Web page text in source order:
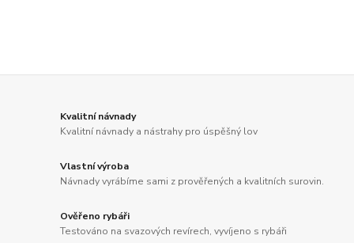
Kvalitní návnady
Kvalitní návnady a nástrahy pro úspěšný lov
Vlastní výroba
Návnady vyrábíme sami z prověřených a kvalitních surovin.
Ověřeno rybáři
Testováno na svazových revírech, vyvíjeno s rybáři